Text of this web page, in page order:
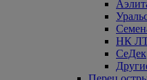
НК
СеДек